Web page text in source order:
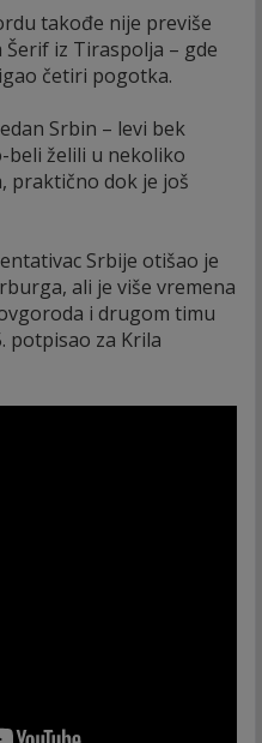
takođe nije previše
Šerif iz Tiraspolja – gde
četiri pogotka.
Srbin – levi bek
beli želili u nekoliko
praktično dok je još
Srbije otišao je
ali je više vremena
i drugom timu
potpisao za Krila